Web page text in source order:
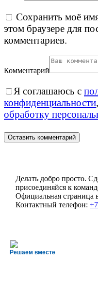
Сохранить моё
этом браузере для
комментариев.
Комментарий
Я соглашаюсь с
конфиденциальности
обработку
Делать добро просто.
присоединяйся к
Официальная страница
Контактный телефон:
Решаем вместе